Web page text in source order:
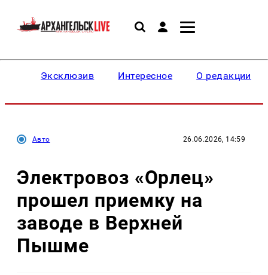
Эксклюзив Интересное О редакции
Авто 26.06.2026, 14:59
Электровоз «Орлец»
прошел приемку на
заводе в Верхней
Пышме